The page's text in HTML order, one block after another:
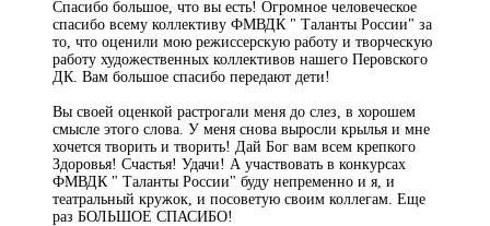
Спасибо большое, что вы есть! Огромное человеческое
спасибо всему коллективу ФМВДК " Таланты России" за
то, что оценили мою режиссерскую работу и творческую
работу художественных коллективов нашего Перовского
ДК. Вам большое спасибо передают дети!
Вы своей оценкой растрогали меня до слез, в хорошем
смысле этого слова. У меня снова выросли крылья и мне
хочется творить и творить! Дай Бог вам всем крепкого
Здоровья! Счастья! Удачи! А участвовать в конкурсах
ФМВДК " Таланты России" буду непременно и я, и
театральный кружок, и посоветую своим коллегам. Еще
раз БОЛЬШОЕ СПАСИБО!